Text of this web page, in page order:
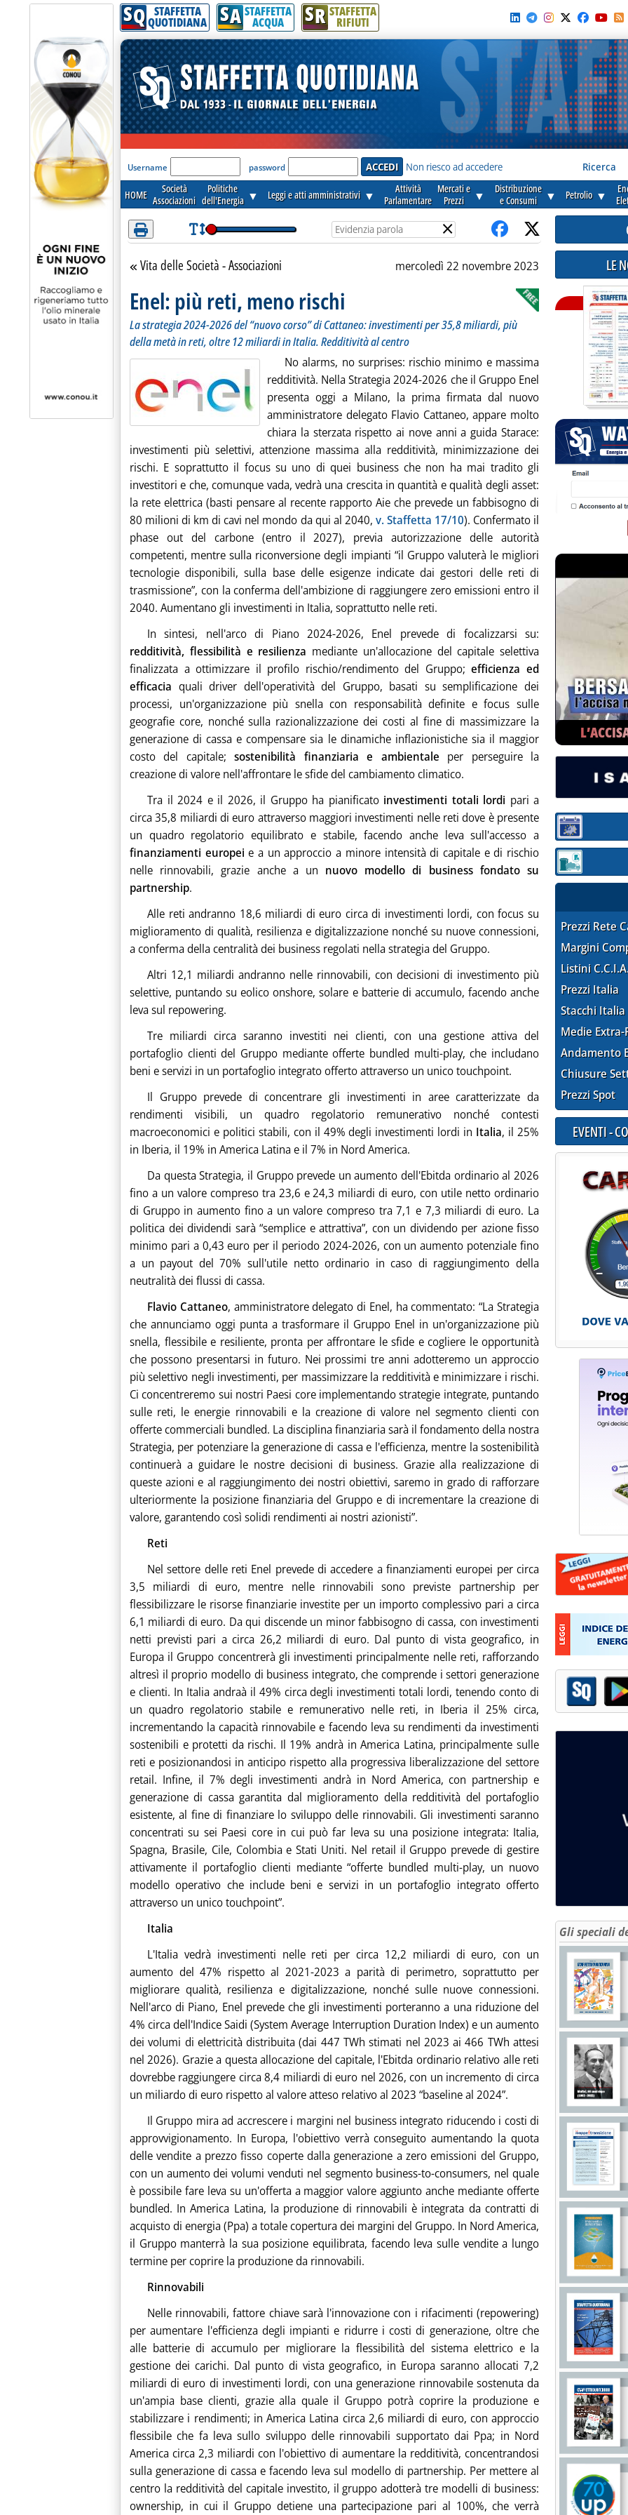
SQ STAFFETTA
QUOTIDIANA SA STAFFETTA
ACQUA SR STAFFETTA
RIFIUTI
'Modulo Login per accedere'
Username password Non riesco ad accedere Ricerca
HOME
Società
Associazioni
Politiche
dell'Energia ▼ Leggi e atti amministrativi ▼
Attività
Parlamentare
Mercati e
Prezzi
▼
Distribuzione
e Consumi
▼ Petrolio ▼
×
Torna alla sezione
Vita delle Società - Associazioni mercoledì 22 novembre 2023
Enel: più reti, meno rischi
La strategia 2024-2026 del “nuovo corso” di Cattaneo: investimenti per 35,8 miliardi, più
della metà in reti, oltre 12 miliardi in Italia. Redditività al centro
No alarms, no surprises: rischio minimo e massima
redditività. Nella Strategia 2024-2026 che il Gruppo Enel
presenta oggi a Milano, la prima firmata dal nuovo
amministratore delegato Flavio Cattaneo, appare molto
chiara la sterzata rispetto ai nove anni a guida Starace:
investimenti più selettivi, attenzione massima alla redditività, minimizzazione dei
rischi. E soprattutto il focus su uno di quei business che non ha mai tradito gli
investitori e che, comunque vada, vedrà una crescita in quantità e qualità degli asset:
la rete elettrica (basti pensare al recente rapporto Aie che prevede un fabbisogno di
80 milioni di km di cavi nel mondo da qui al 2040, v. Staffetta 17/10). Confermato il
phase out del carbone (entro il 2027), previa autorizzazione delle autorità
competenti, mentre sulla riconversione degli impianti “il Gruppo valuterà le migliori
tecnologie disponibili, sulla base delle esigenze indicate dai gestori delle reti di
trasmissione”, con la conferma dell'ambizione di raggiungere zero emissioni entro il
2040. Aumentano gli investimenti in Italia, soprattutto nelle reti.
In sintesi, nell'arco di Piano 2024-2026, Enel prevede di focalizzarsi su:
redditività, flessibilità e resilienza mediante un'allocazione del capitale selettiva
finalizzata a ottimizzare il profilo rischio/rendimento del Gruppo;efficienza ed
efficacia quali driver dell'operatività del Gruppo, basati su semplificazione dei
processi, un'organizzazione più snella con responsabilità definite e focus sulle
geografie core, nonché sulla razionalizzazione dei costi al fine di massimizzare la
generazione di cassa e compensare sia le dinamiche inflazionistiche sia il maggior
costo del capitale;sostenibilità finanziaria e ambientale per perseguire la
creazione di valore nell'affrontare le sfide del cambiamento climatico.
Tra il 2024 e il 2026, il Gruppo ha pianificato investimenti totali lordi pari a
circa 35,8 miliardi di euro attraverso maggiori investimenti nelle reti dove è presente
un quadro regolatorio equilibrato e stabile, facendo anche leva sull'accesso a
finanziamenti europei e a un approccio a minore intensità di capitale e di rischio
nelle rinnovabili, grazie anche a un nuovo modello di business fondato su
partnership.
Alle reti andranno 18,6 miliardi di euro circa di investimenti lordi, con focus su
miglioramento di qualità, resilienza e digitalizzazione nonché su nuove connessioni,
a conferma della centralità dei business regolati nella strategia del Gruppo.
Altri 12,1 miliardi andranno nelle rinnovabili, con decisioni di investimento più
selettive, puntando su eolico onshore, solare e batterie di accumulo, facendo anche
leva sul repowering.
Tre miliardi circa saranno investiti nei clienti, con una gestione attiva del
portafoglio clienti del Gruppo mediante offerte bundled multi-play, che includano
beni e servizi in un portafoglio integrato offerto attraverso un unico touchpoint.
Il Gruppo prevede di concentrare gli investimenti in aree caratterizzate da
rendimenti visibili, un quadro regolatorio remunerativo nonché contesti
macroeconomici e politici stabili, con il 49% degli investimenti lordi in Italia, il 25%
in Iberia, il 19% in America Latina e il 7% in Nord America.
Da questa Strategia, il Gruppo prevede un aumento dell'Ebitda ordinario al 2026
fino a un valore compreso tra 23,6 e 24,3 miliardi di euro, con utile netto ordinario
di Gruppo in aumento fino a un valore compreso tra 7,1 e 7,3 miliardi di euro. La
politica dei dividendi sarà “semplice e attrattiva”, con un dividendo per azione fisso
minimo pari a 0,43 euro per il periodo 2024-2026, con un aumento potenziale fino
a un payout del 70% sull'utile netto ordinario in caso di raggiungimento della
neutralità dei flussi di cassa.
Flavio Cattaneo, amministratore delegato di Enel, ha commentato: “La Strategia
che annunciamo oggi punta a trasformare il Gruppo Enel in un'organizzazione più
snella, flessibile e resiliente, pronta per affrontare le sfide e cogliere le opportunità
che possono presentarsi in futuro. Nei prossimi tre anni adotteremo un approccio
più selettivo negli investimenti, per massimizzare la redditività e minimizzare i rischi.
Ci concentreremo sui nostri Paesi core implementando strategie integrate, puntando
sulle reti, le energie rinnovabili e la creazione di valore nel segmento clienti con
offerte commerciali bundled. La disciplina finanziaria sarà il fondamento della nostra
Strategia, per potenziare la generazione di cassa e l'efficienza, mentre la sostenibilità
continuerà a guidare le nostre decisioni di business. Grazie alla realizzazione di
queste azioni e al raggiungimento dei nostri obiettivi, saremo in grado di rafforzare
ulteriormente la posizione finanziaria del Gruppo e di incrementare la creazione di
valore, garantendo così solidi rendimenti ai nostri azionisti”.
Reti
Nel settore delle reti Enel prevede di accedere a finanziamenti europei per circa
3,5 miliardi di euro, mentre nelle rinnovabili sono previste partnership per
flessibilizzare le risorse finanziarie investite per un importo complessivo pari a circa
6,1 miliardi di euro. Da qui discende un minor fabbisogno di cassa, con investimenti
netti previsti pari a circa 26,2 miliardi di euro. Dal punto di vista geografico, in
Europa il Gruppo concentrerà gli investimenti principalmente nelle reti, rafforzando
altresì il proprio modello di business integrato, che comprende i settori generazione
e clienti. In Italia andraà il 49% circa degli investimenti totali lordi, tenendo conto di
un quadro regolatorio stabile e remunerativo nelle reti, in Iberia il 25% circa,
incrementando la capacità rinnovabile e facendo leva su rendimenti da investimenti
sostenibili e protetti da rischi. Il 19% andrà in America Latina, principalmente sulle
reti e posizionandosi in anticipo rispetto alla progressiva liberalizzazione del settore
retail. Infine, il 7% degli investimenti andrà in Nord America, con partnership e
generazione di cassa garantita dal miglioramento della redditività del portafoglio
esistente, al fine di finanziare lo sviluppo delle rinnovabili. Gli investimenti saranno
concentrati su sei Paesi core in cui può far leva su una posizione integrata: Italia,
Spagna, Brasile, Cile, Colombia e Stati Uniti. Nel retail il Gruppo prevede di gestire
attivamente il portafoglio clienti mediante “offerte bundled multi-play, un nuovo
modello operativo che include beni e servizi in un portafoglio integrato offerto
attraverso un unico touchpoint”.
Italia
L'Italia vedrà investimenti nelle reti per circa 12,2 miliardi di euro, con un
aumento del 47% rispetto al 2021-2023 a parità di perimetro, soprattutto per
migliorare qualità, resilienza e digitalizzazione, nonché sulle nuove connessioni.
Nell'arco di Piano, Enel prevede che gli investimenti porteranno a una riduzione del
4% circa dell'Indice Saidi (System Average Interruption Duration Index) e un aumento
dei volumi di elettricità distribuita (dai 447 TWh stimati nel 2023 ai 466 TWh attesi
nel 2026). Grazie a questa allocazione del capitale, l'Ebitda ordinario relativo alle reti
dovrebbe raggiungere circa 8,4 miliardi di euro nel 2026, con un incremento di circa
un miliardo di euro rispetto al valore atteso relativo al 2023 “baseline al 2024”.
Il Gruppo mira ad accrescere i margini nel business integrato riducendo i costi di
approvvigionamento. In Europa, l'obiettivo verrà conseguito aumentando la quota
delle vendite a prezzo fisso coperte dalla generazione a zero emissioni del Gruppo,
con un aumento dei volumi venduti nel segmento business-to-consumers, nel quale
è possibile fare leva su un'offerta a maggior valore aggiunto anche mediante offerte
bundled. In America Latina, la produzione di rinnovabili è integrata da contratti di
acquisto di energia (Ppa) a totale copertura dei margini del Gruppo. In Nord America,
il Gruppo manterrà la sua posizione equilibrata, facendo leva sulle vendite a lungo
termine per coprire la produzione da rinnovabili.
Rinnovabili
Nelle rinnovabili, fattore chiave sarà l'innovazione con i rifacimenti (repowering)
per aumentare l'efficienza degli impianti e ridurre i costi di generazione, oltre che
alle batterie di accumulo per migliorare la flessibilità del sistema elettrico e la
gestione dei carichi. Dal punto di vista geografico, in Europa saranno allocati 7,2
miliardi di euro di investimenti lordi, con una generazione rinnovabile sostenuta da
un'ampia base clienti, grazie alla quale il Gruppo potrà coprire la produzione e
stabilizzare i rendimenti; in America Latina circa 2,6 miliardi di euro, con approccio
flessibile che fa leva sullo sviluppo delle rinnovabili supportato dai Ppa; in Nord
America circa 2,3 miliardi con l'obiettivo di aumentare la redditività, concentrandosi
sulla generazione di cassa e facendo leva sul modello di partnership. Per mettere al
centro la redditività del capitale investito, il gruppo adotterà tre modelli di business:
ownership, in cui il Gruppo detiene una partecipazione pari al 100%, che verrà
LE
Sezione:
Sezione:
Prezzi Rete
Margini
Listini
Prezzi Italia
Stacchi Italia
Medie Extra-
Andamento
Chiusure
Prezzi Spot
EVENTI -
Gli speciali